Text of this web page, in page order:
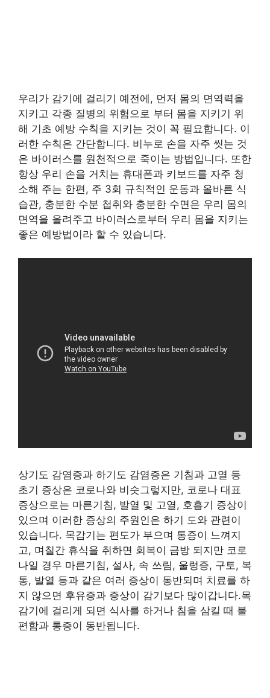
우리가 감기에 걸리기 예전에, 먼저 몸의 면역력을
지키고 각종 질병의 위험으로 부터 몸을 지키기 위
해 기초 예방 수칙을 지키는 것이 꼭 필요합니다. 이
러한 수칙은 간단합니다. 비누로 손을 자주 씻는 것
은 바이러스를 원천적으로 죽이는 방법입니다. 또한
항상 우리 손을 거치는 휴대폰과 키보드를 자주 청
소해 주는 한편, 주 3회 규칙적인 운동과 올바른 식
습관, 충분한 수분 첩취와 충분한 수면은 우리 몸의
면역을 올려주고 바이러스로부터 우리 몸을 지키는
좋은 예방법이라 할 수 있습니다.
상기도 감염증과 하기도 감염증은 기침과 고열 등
초기 증상은 코로나와 비슷그렇지만, 코로나 대표
증상으로는 마른기침, 발열 및 고열, 호흡기 증상이
있으며 이러한 증상의 주원인은 하기 도와 관련이
있습니다. 목감기는 편도가 부으며 통증이 느껴지
고, 며칠간 휴식을 취하면 회복이 금방 되지만 코로
나일 경우 마른기침, 설사, 속 쓰림, 울렁증, 구토, 복
통, 발열 등과 같은 여러 증상이 동반되며 치료를 하
지 않으면 후유증과 증상이 감기보다 많이갑니다.목
감기에 걸리게 되면 식사를 하거나 침을 삼킬 때 불
편함과 통증이 동반됩니다.